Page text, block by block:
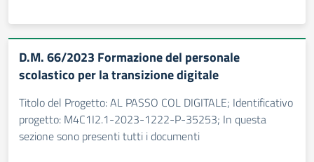
D.M. 66/2023 Formazione del personale
scolastico per la transizione digitale
Titolo del Progetto: AL PASSO COL DIGITALE; Identificativo
progetto: M4C1I2.1-2023-1222-P-35253; In questa
sezione sono presenti tutti i documenti